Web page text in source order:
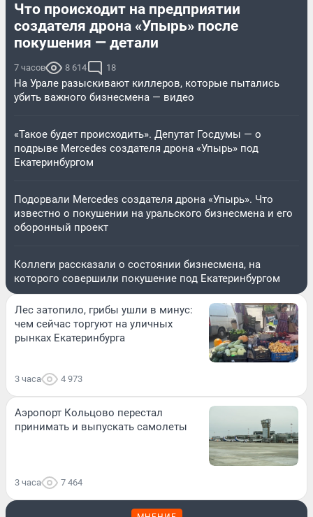
Что происходит на предприятии
создателя дрона «Упырь» после
покушения — детали
7 часов 8 614 18
На Урале разыскивают киллеров, которые пытались
убить важного бизнесмена — видео
«Такое будет происходить». Депутат Госдумы — о
подрыве Mercedes создателя дрона «Упырь» под
Екатеринбургом
Подорвали Mercedes создателя дрона «Упырь». Что
известно о покушении на уральского бизнесмена и его
оборонный проект
Коллеги рассказали о состоянии бизнесмена, на
которого совершили покушение под Екатеринбургом
Лес затопило, грибы ушли в минус:
чем сейчас торгуют на уличных
рынках Екатеринбурга
3 часа 4 973
Аэропорт Кольцово перестал
принимать и выпускать самолеты
3 часа 7 464